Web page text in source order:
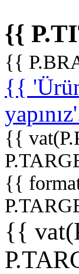
{{
{{
{{
{{
{{
{{